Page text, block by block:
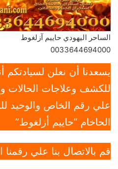
الساحر اليهودي حاييم آزلغوط
0033644694000
يسعدنا أن نعلن لسيادتكم
للكشف وعلاجات الحالات
علي رقم الخاص والوحيد
الحاخام “حاييم أزلغوط”
قم بالاتصال بنا علي رقمنا